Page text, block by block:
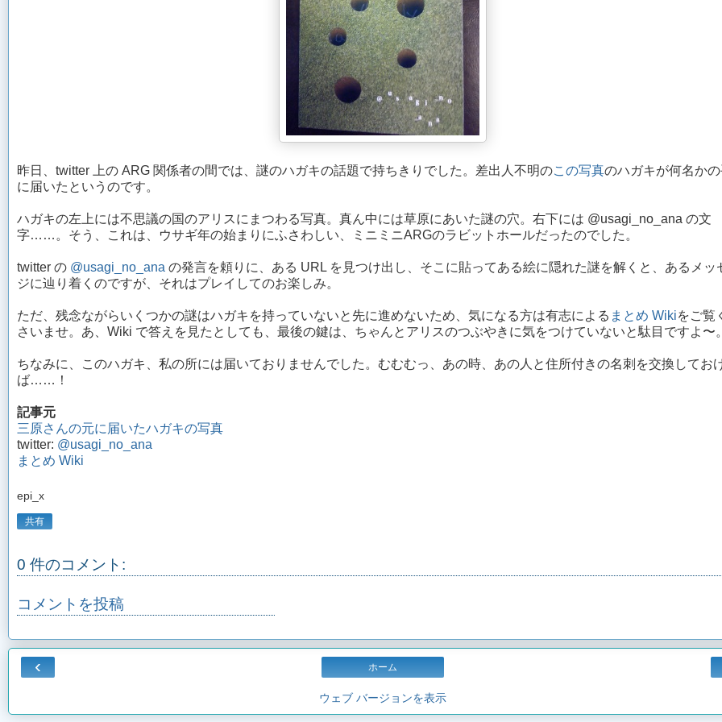
昨日、twitter 上の ARG 関係者の間では、謎のハガキの話題で持ちきりでした。差出人不明のこの写真のハガキが何名か
に届いたというのです。
ハガキの左上には不思議の国のアリスにまつわる写真。真ん中には草原にあいた謎の穴。右下には @usagi_no_ana の文
字……。そう、これは、ウサギ年の始まりにふさわしい、ミニミニARGのラビットホールだったのでした。
twitter の @usagi_no_ana の発言を頼りに、ある URL を見つけ出し、そこに貼ってある絵に隠れた謎を解くと、あるメッ
ジに辿り着くのですが、それはプレイしてのお楽しみ。
ただ、残念ながらいくつかの謎はハガキを持っていないと先に進めないため、気になる方は有志による まとめ Wikiをご覧
さいませ。あ、Wiki で答えを見たとしても、最後の鍵は、ちゃんとアリスのつぶやきに気をつけていないと駄目ですよ〜
ちなみに、このハガキ、私の所には届いておりませんでした。むむむっ、あの時、あの人と住所付きの名刺を交換してお
ば……！
記事元
三原さんの元に届いたハガキの写真
twitter: @usagi_no_ana
まとめ Wiki
epi_x
共有
0 件のコメント:
コメントを投稿
‹ ホーム
ウェブ バージョンを表示